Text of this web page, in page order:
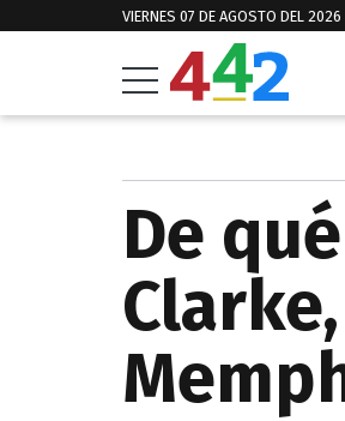
VIERNES 07 DE AGOSTO DEL 2026
De